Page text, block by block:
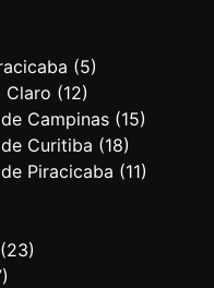
(5)
Claro (12)
Campinas (15)
Curitiba (18)
Piracicaba (11)
(23)